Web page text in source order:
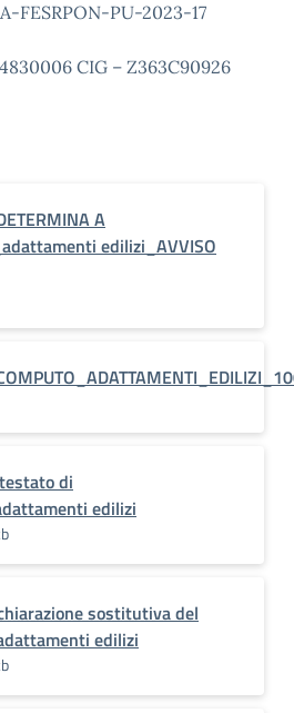
FESRPON-PU-2023-17
CIG – Z363C90926
A
edilizi_AVVISO
di
edilizi
sostitutiva del
edilizi